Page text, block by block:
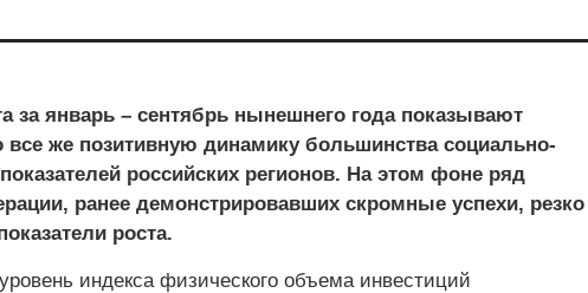
за январь – сентябрь нынешнего года показывают
же позитивную динамику большинства социально-
российских регионов. На этом фоне ряд
ранее демонстрировавших скромные успехи, резко
роста.
индекса физического объема инвестиций